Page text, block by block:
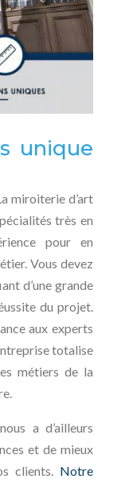
unique
miroiterie d’art
très en
pour en
Vous devez
d’une grande
du projet.
aux experts
totalise
métiers de la
a d’ailleurs
et de mieux
clients. Notre